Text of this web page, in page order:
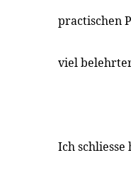
practischen
viel
Ich